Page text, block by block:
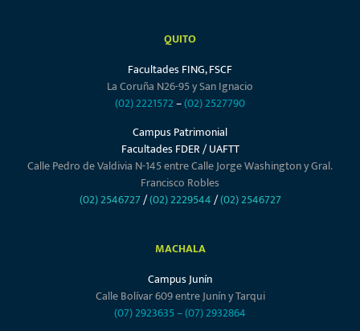
QUITO
Facultades FING, FSCF
La Coruña N26-95 y San Ignacio
(02) 2221572–(02) 2527790
Campus Patrimonial
Facultades FDER / UAFTT
Calle Pedro de Valdivia N-145 entre Calle Jorge Washington y Gral.
Francisco Robles
(02) 2546727/(02) 2229544/(02) 2546727
MACHALA
Campus Junín
Calle Bolívar 609 entre Junín y Tarqui
(07) 2923635–(07) 2932864